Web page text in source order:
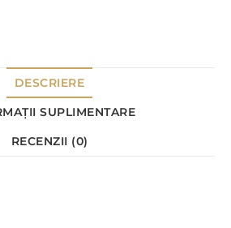
DESCRIERE
SUPLIMENTARE
RECENZII (0)